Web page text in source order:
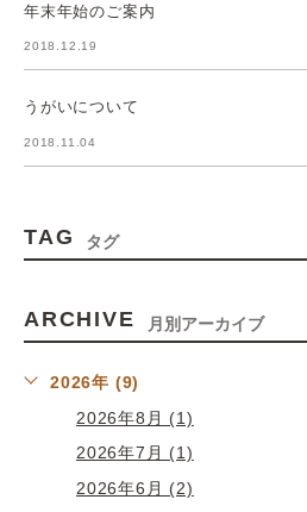
年末年始のご案内
2018.12.19
うがいについて
2018.11.04
TAG タグ
ARCHIVE 月別アーカイブ
2026年 (9)
2026年8月 (1)
2026年7月 (1)
2026年6月 (2)